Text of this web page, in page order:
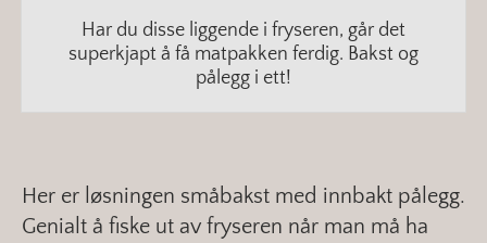
Har du disse liggende i fryseren, går det
superkjapt å få matpakken ferdig. Bakst og
pålegg i ett!
Her er løsningen småbakst med innbakt pålegg.
Genialt å fiske ut av fryseren når man må ha